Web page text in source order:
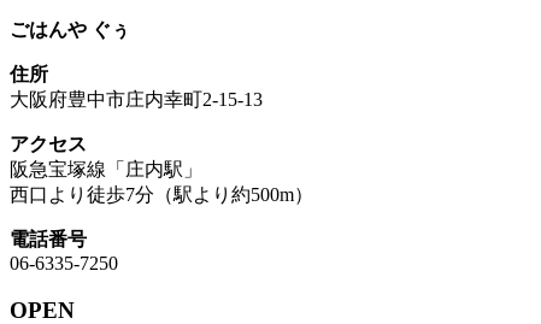
ごはんや ぐぅ
住所
大阪府豊中市庄内幸町2-15-13
アクセス
阪急宝塚線「庄内駅」
西口より徒歩7分（駅より約500m）
電話番号
06-6335-7250
OPEN